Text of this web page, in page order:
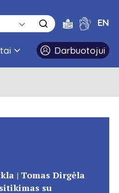
EN
Darbuotojui
| Tomas Dirgėla
su